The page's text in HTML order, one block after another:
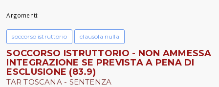
Argomenti:
soccorso istruttorio clausola nulla
SOCCORSO ISTRUTTORIO - NON AMMESSA
INTEGRAZIONE SE PREVISTA A PENA DI
ESCLUSIONE (83.9)
TAR TOSCANA - SENTENZA